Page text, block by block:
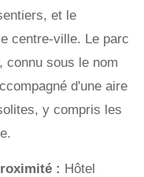
et le
centre-ville. Le parc
connu sous le nom
d'une aire
y compris les
: Hôtel